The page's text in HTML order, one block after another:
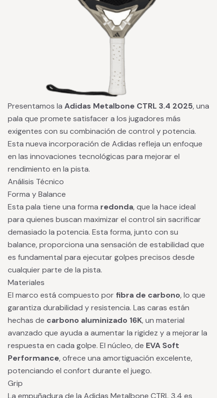
Presentamos la Adidas Metalbone CTRL 3.4 2025, una
pala que promete satisfacer a los jugadores más
exigentes con su combinación de control y potencia.
Esta nueva incorporación de Adidas refleja un enfoque
en las innovaciones tecnológicas para mejorar el
rendimiento en la pista.
Análisis Técnico
Forma y Balance
Esta pala tiene una forma redonda, que la hace ideal
para quienes buscan maximizar el control sin sacrificar
demasiado la potencia. Esta forma, junto con su
balance, proporciona una sensación de estabilidad que
es fundamental para ejecutar golpes precisos desde
cualquier parte de la pista.
Materiales
El marco está compuesto por fibra de carbono, lo que
garantiza durabilidad y resistencia. Las caras están
hechas de carbono aluminizado 16K, un material
avanzado que ayuda a aumentar la rigidez y a mejorar la
respuesta en cada golpe. El núcleo, de EVA Soft
Performance, ofrece una amortiguación excelente,
potenciando el confort durante el juego.
Grip
La empuñadura de la Adidas Metalbone CTRL 3.4 es